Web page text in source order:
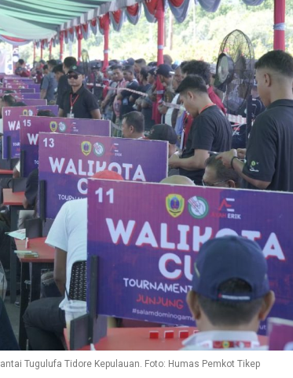
Tugulufa Tidore Kepulauan. Foto: Humas Pemkot Tikep